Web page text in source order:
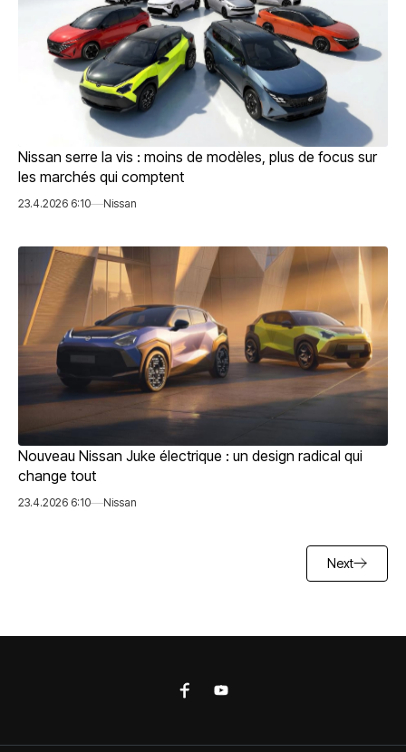
Nissan serre la vis : moins de modèles, plus de focus sur
les marchés qui comptent
23.4.2026 6:10 Nissan
Nouveau Nissan Juke électrique : un design radical qui
change tout
23.4.2026 6:10 Nissan
Next